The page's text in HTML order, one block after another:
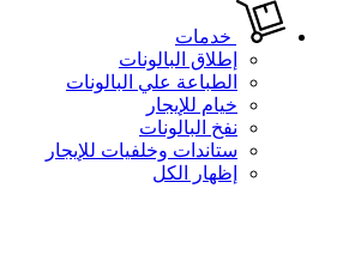
خدمات
إطلاق البالونات
الطباعة علي البالونات
خيام للإيجار
نفخ البالونات
ستاندات وخلفيات للإيجار
إظهار الكل